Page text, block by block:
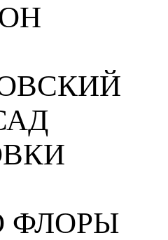
ФЛОРЫ